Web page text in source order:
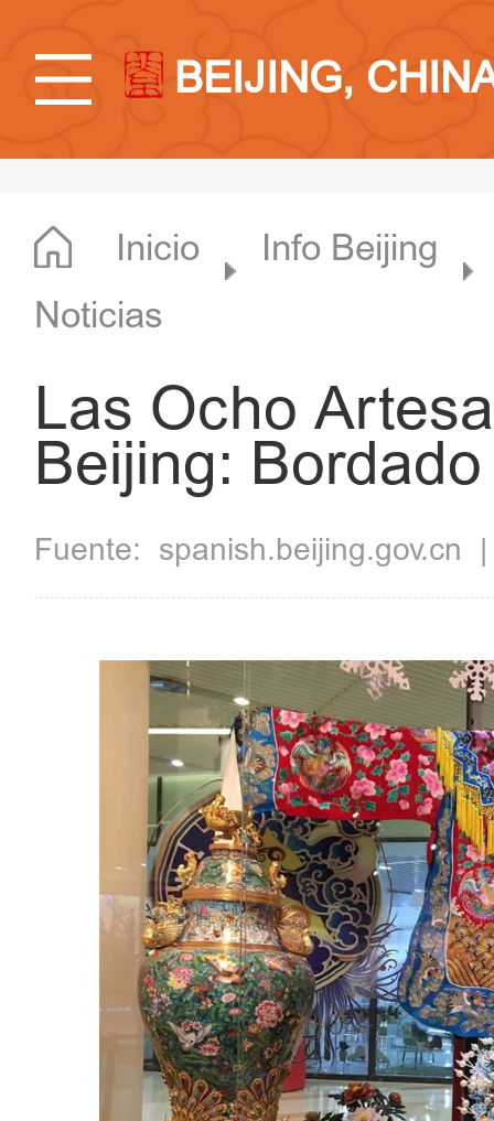
BEIJING,
Inicio
Info Beijing
Noticias
Las Ocho
Beijing:
Fuente: spanish.beijing.gov.cn